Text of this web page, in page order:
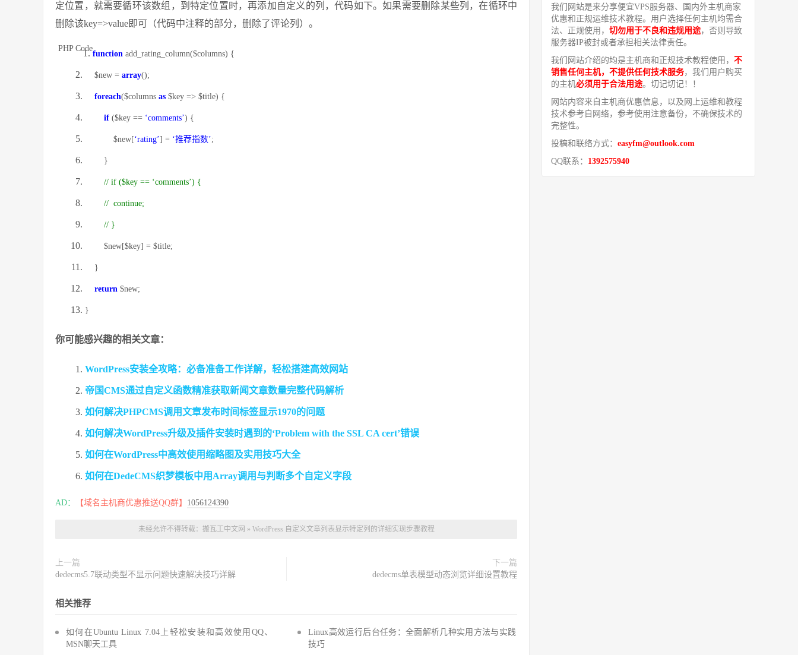
定位置，就需要循环该数组，到特定位置时，再添加自定义的列，代码如下。如果需要删除某些列，在循环中
删除该key=>value即可（代码中注释的部分，删除了评论列）。
PHP Code
function add_rating_column($columns) {
$new = array();
foreach($columns as $key => $title) {
if ($key == ‘comments’) {
$new[‘rating’] = ‘推荐指数’;
}
// if ($key == ‘comments’) {
// continue;
// }
$new[$key] = $title;
}
return $new;
}
你可能感兴趣的相关文章：
WordPress安装全攻略：必备准备工作详解，轻松搭建高效网站
帝国CMS通过自定义函数精准获取新闻文章数量完整代码解析
如何解决PHPCMS调用文章发布时间标签显示1970的问题
如何解决WordPress升级及插件安装时遇到的‘Problem with the SSL CA cert’错误
如何在WordPress中高效使用缩略图及实用技巧大全
如何在DedeCMS织梦模板中用Array调用与判断多个自定义字段
AD： 【域名主机商优惠推送QQ群】 1056124390
未经允许不得转载： 搬瓦工中文网 » WordPress 自定义文章列表显示特定列的详细实现步骤教程
上一篇
dedecms5.7联动类型不显示问题快速解决技巧详解
下一篇
dedecms单表模型动态浏览详细设置教程
相关推荐
如何在Ubuntu Linux 7.04上轻松安装和高效使用QQ、
MSN聊天工具
Linux高效运行后台任务：全面解析几种实用方法与实践
技巧
我们网站是来分享便宜VPS服务器、国内外主机商家
优惠和正规运维技术教程。用户选择任何主机均需合
法、正规使用， 切勿用于不良和违规用途，否则导致
服务器IP被封或者承担相关法律责任。
我们网站介绍的均是主机商和正规技术教程使用， 不
销售任何主机，不提供任何技术服务，我们用户购买
的主机必须用于合法用途。切记切记！！
网站内容来自主机商优惠信息，以及网上运维和教程
技术参考自网络，参考使用注意备份，不确保技术的
完整性。
投稿和联络方式： easyfm@outlook.com
QQ联系： 1392575940